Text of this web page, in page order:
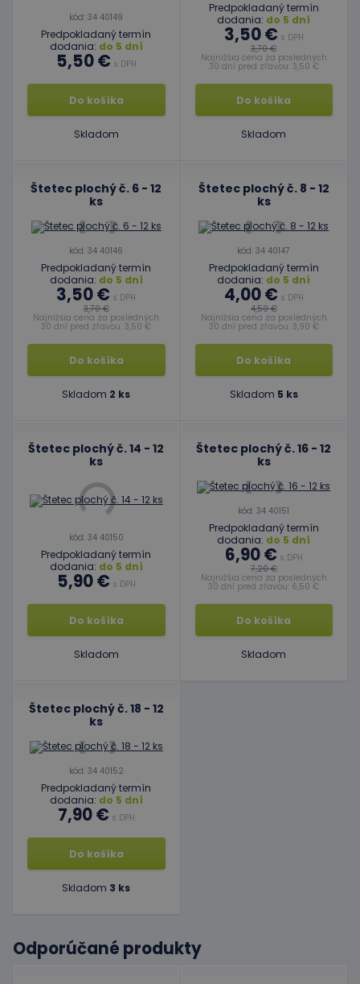
kód: 34 40149
Predpokladaný termín
dodania: do 5 dní
5,50 € s DPH
Do košíka
Skladom
Predpokladaný termín
dodania: do 5 dní
3,50 € s DPH
3,70 €
Najnižšia cena za posledných
30 dní pred zľavou: 3,50 €
Do košíka
Skladom
Štetec plochý č. 6 - 12
ks
kód: 34 40146
Predpokladaný termín
dodania: do 5 dní
3,50 € s DPH
3,70 €
Najnižšia cena za posledných
30 dní pred zľavou: 3,50 €
Do košíka
Skladom 2 ks
Štetec plochý č. 8 - 12
ks
kód: 34 40147
Predpokladaný termín
dodania: do 5 dní
4,00 € s DPH
4,50 €
Najnižšia cena za posledných
30 dní pred zľavou: 3,90 €
Do košíka
Skladom 5 ks
Štetec plochý č. 14 - 12
ks
kód: 34 40150
Predpokladaný termín
dodania: do 5 dní
5,90 € s DPH
Do košíka
Skladom
Štetec plochý č. 16 - 12
ks
kód: 34 40151
Predpokladaný termín
dodania: do 5 dní
6,90 € s DPH
7,20 €
Najnižšia cena za posledných
30 dní pred zľavou: 6,50 €
Do košíka
Skladom
Štetec plochý č. 18 - 12
ks
kód: 34 40152
Predpokladaný termín
dodania: do 5 dní
7,90 € s DPH
Do košíka
Skladom 3 ks
Odporúčané produkty